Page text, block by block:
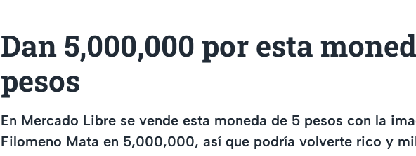
Dan 5,000,000 por esta
pesos
En Mercado Libre se vende esta moneda de 5 pesos con la
Filomeno Mata en 5,000,000, así que podría volverte rico y